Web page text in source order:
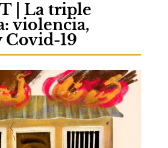
| La triple
violencia,
Covid-19